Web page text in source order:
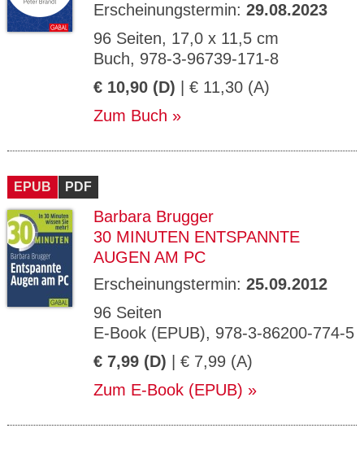
Erscheinungstermin: 29.08.2023
96 Seiten, 17,0 x 11,5 cm
Buch, 978-3-96739-171-8
€ 10,90 (D) | € 11,30 (A)
Zum Buch
EPUB PDF
Barbara Brugger
30 MINUTEN ENTSPANNTE
AUGEN AM PC
Erscheinungstermin: 25.09.2012
96 Seiten
E-Book (EPUB), 978-3-86200-774-5
€ 7,99 (D) | € 7,99 (A)
Zum E-Book (EPUB)